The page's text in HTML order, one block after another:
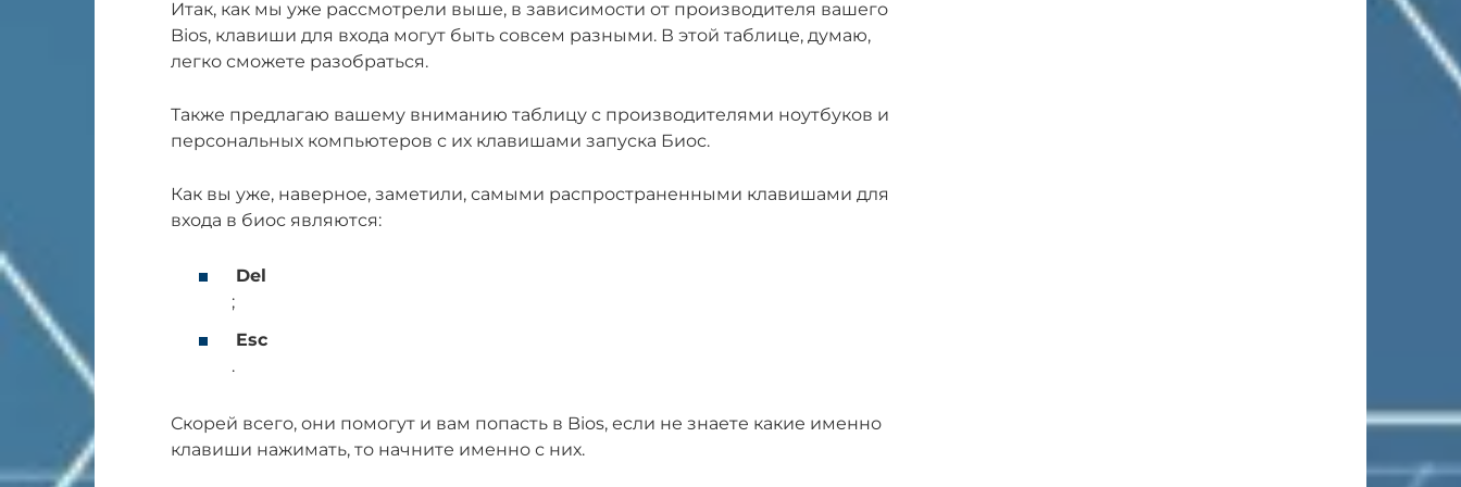
Итак, как мы уже рассмотрели выше, в зависимости от производителя вашего
Bios, клавиши для входа могут быть совсем разными. В этой таблице, думаю,
легко сможете разобраться.
Также предлагаю вашему вниманию таблицу с производителями ноутбуков и
персональных компьютеров с их клавишами запуска Биос.
Как вы уже, наверное, заметили, самыми распространенными клавишами для
входа в биос являются:
Del
;
Esc
.
Скорей всего, они помогут и вам попасть в Bios, если не знаете какие именно
клавиши нажимать, то начните именно с них.